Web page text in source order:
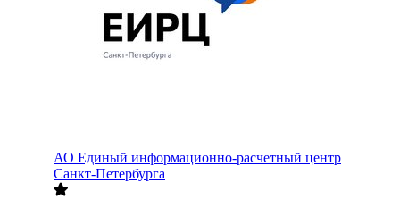
АО Единый информационно-расчетный центр
Санкт-Петербурга